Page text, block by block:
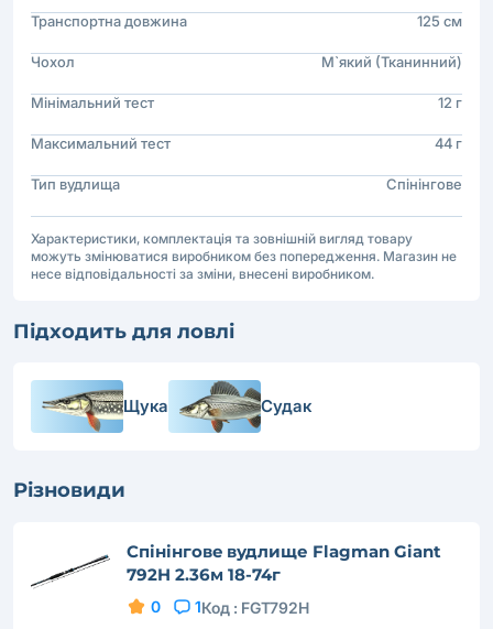
Транспортна довжина 125 см
Чохол М`який (Тканинний)
Мінімальний тест 12 г
Максимальний тест 44 г
Тип вудлища Спінінгове
Характеристики, комплектація та зовнішній вигляд товару
можуть змінюватися виробником без попередження. Магазин не
несе відповідальності за зміни, внесені виробником.
Підходить для ловлі
Щука Судак
Різновиди
Cпінінговe вудлище Flagman Giant
792H 2.36м 18-74г
0 1Код : FGT792H